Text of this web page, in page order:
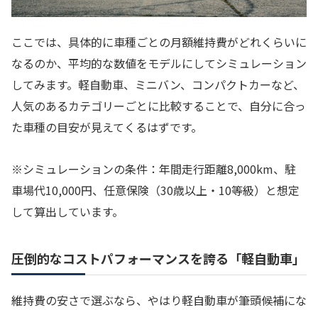
ここでは、具体的に車種ごとの月額維持費がどれくらいに
なるのか、平均的な数値をモデルにしてシミュレーション
してみます。軽自動車、ミニバン、コンパクトカーなど、
人気のあるカテゴリーごとに比較することで、自分に合っ
た車種の目安が見えてくるはずです。
※シミュレーションの条件：年間走行距離8,000km、駐
車場代10,000円、任意保険（30歳以上・10等級）と想定
して算出しています。
圧倒的なコストパフォーマンスを誇る「軽自動車」
維持費の安さで選ぶなら、やはり軽自動車が筆頭候補にな